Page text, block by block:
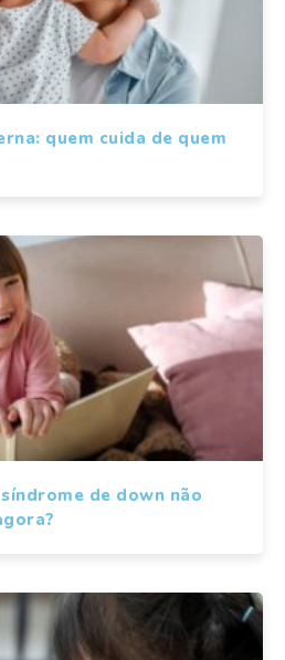
quem cuida de quem
de down não